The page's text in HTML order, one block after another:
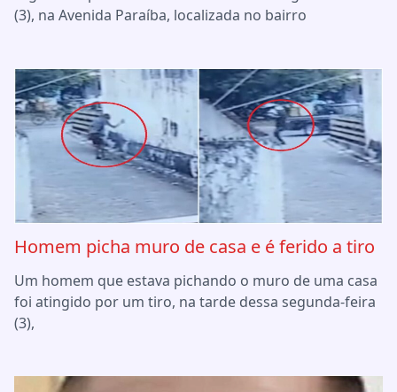
(3), na Avenida Paraíba, localizada no bairro
Homem picha muro de casa e é ferido a tiro
Um homem que estava pichando o muro de uma casa
foi atingido por um tiro, na tarde dessa segunda-feira
(3),